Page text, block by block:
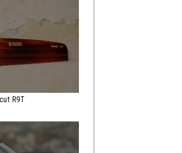
R9T